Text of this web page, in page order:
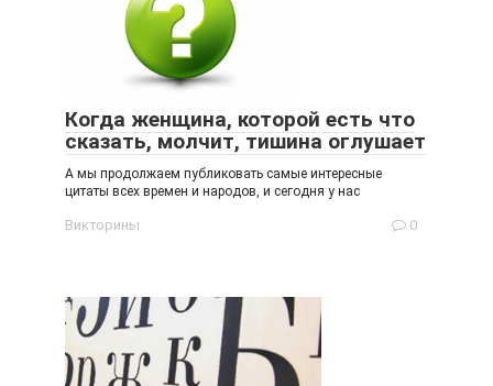
Когда женщина, которой есть что
сказать, молчит, тишина оглушает
А мы продолжаем публиковать самые интересные
цитаты всех времен и народов, и сегодня у нас
Викторины 0